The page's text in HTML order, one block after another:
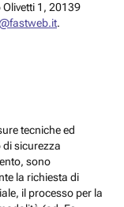
1, 20139
.
tecniche ed
sicurezza
sono
la richiesta di
il processo per la